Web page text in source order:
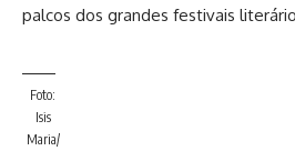
palcos dos grandes festivais
Foto:
Isis
Maria/